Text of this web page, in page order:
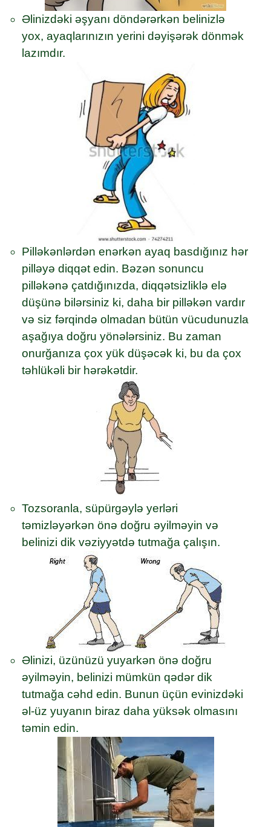
Əlinizdəki əşyanı döndərərkən belinizlə
yox, ayaqlarınızın yerini dəyişərək dönmək
lazımdır.
Pilləkənlərdən enərkən ayaq basdığınız hər
pilləyə diqqət edin. Bəzən sonuncu
pilləkənə çatdığınızda, diqqətsizliklə elə
düşünə bilərsiniz ki, daha bir pilləkən vardır
və siz fərqində olmadan bütün vücudunuzla
aşağıya doğru yönələrsiniz. Bu zaman
onurğanıza çox yük düşəcək ki, bu da çox
təhlükəli bir hərəkətdir.
Tozsoranla, süpürgəylə yerləri
təmizləyərkən önə doğru əyilməyin və
belinizi dik vəziyyətdə tutmağa çalışın.
Əlinizi, üzünüzü yuyarkən önə doğru
əyilməyin, belinizi mümkün qədər dik
tutmağa cəhd edin. Bunun üçün evinizdəki
əl-üz yuyanın biraz daha yüksək olmasını
təmin edin.